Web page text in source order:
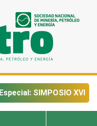
Especial: SIMPOSIO XVI